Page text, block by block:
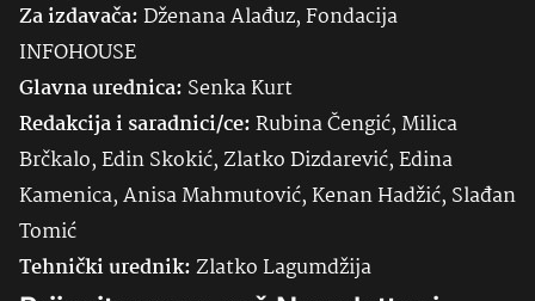
Za izdavača:Dženana Alađuz, Fondacija
INFOHOUSE
Glavna urednica: SenkaKurt
Redakcija i saradnici/ce:Rubina Čengić, Milica
Brčkalo, Edin Skokić, Zlatko Dizdarević, Edina
Kamenica, Anisa Mahmutović, Kenan Hadžić, Slađan
Tomić
Tehnički urednik:Zlatko Lagumdžija